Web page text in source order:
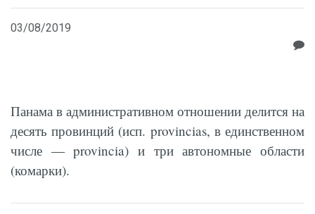
03/08/2019
Панама в административном отношении делится на
десять провинций (исп. provincias, в единственном
числе — provincia) и три автономные области
(комарки).